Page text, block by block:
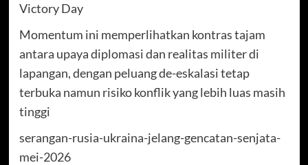
Victory Day
Momentum ini memperlihatkan kontras tajam
antara upaya diplomasi dan realitas militer di
lapangan, dengan peluang de-eskalasi tetap
terbuka namun risiko konflik yang lebih luas masih
tinggi
serangan-rusia-ukraina-jelang-gencatan-senjata-
mei-2026